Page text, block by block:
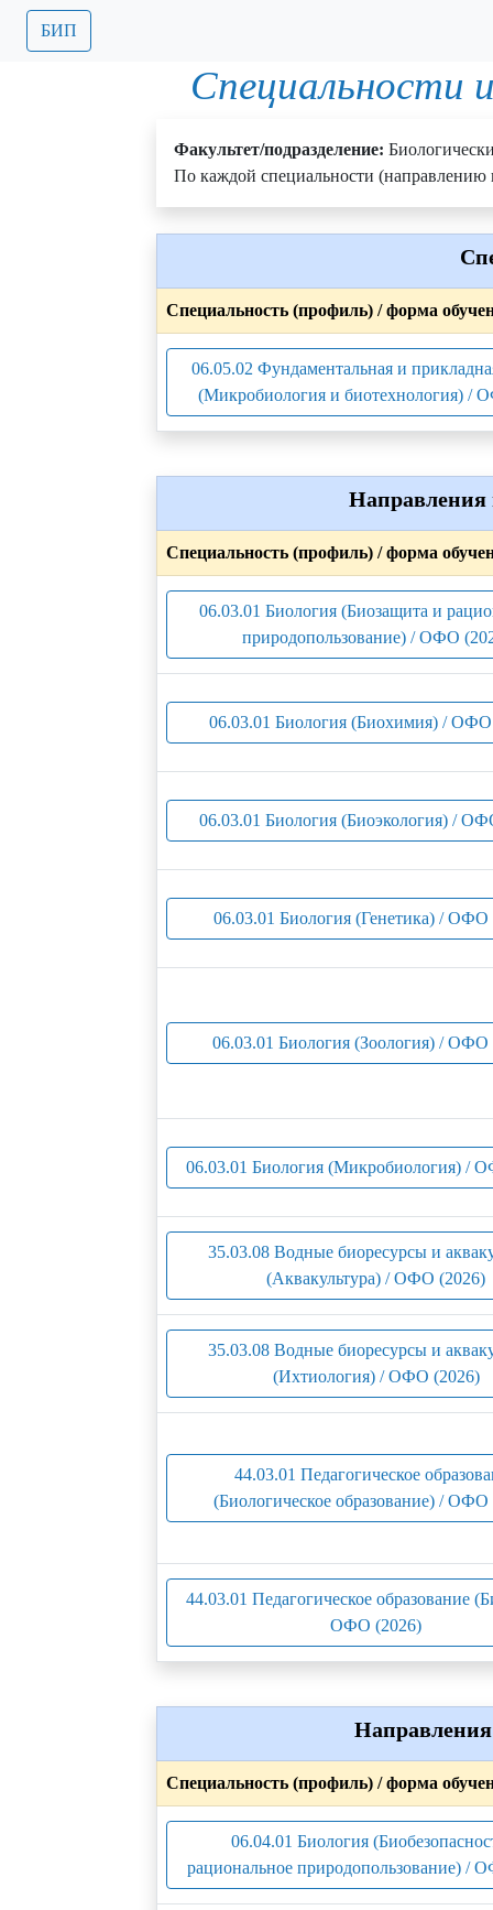
БИП
Специальности
Факультет/подразделение:
По каждой специальности (направлению
Специальность (профиль) / форма
06.05.02 Фундаментальная и
(Микробиология и биотехнология) /
Направления
Специальность (профиль) / форма
06.03.01 Биология (Биозащита и
природопользование) / ОФО
06.03.01 Биология (Биохимия) / ОФО
06.03.01 Биология (Биоэкология) /
06.03.01 Биология (Генетика) / ОФО
06.03.01 Биология (Зоология) / ОФО
06.03.01 Биология (Микробиология) /
35.03.08 Водные биоресурсы и
(Аквакультура) / ОФО (2026)
35.03.08 Водные биоресурсы и
(Ихтиология) / ОФО (2026)
44.03.01 Педагогическое
(Биологическое образование) / ОФО
44.03.01 Педагогическое образование
ОФО (2026)
Направления
Специальность (профиль) / форма
06.04.01 Биология
рациональное природопользование) /